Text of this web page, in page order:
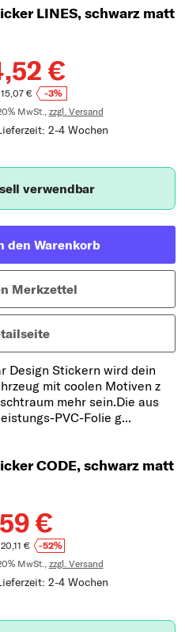
LINES, schwarz matt
€
€
-3%
MwSt., zzgl. Versand
2-4 Wochen
verwendbar
den Warenkorb
Merkzettel
Design Stickern wird dein
mit coolen Motiven z
mehr sein.Die aus
PVC-Folie g...
CODE, schwarz matt
€
€
-52%
MwSt., zzgl. Versand
2-4 Wochen